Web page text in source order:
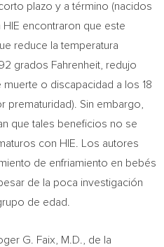
plazo y a término (nacidos
encontraron que este
reduce la temperatura
grados Fahrenheit, redujo
o discapacidad a los 18
Sin embargo,
que tales beneficios no se
con HIE. Los autores
de enfriamiento en bebés
de la poca investigación
de edad.
G. Faix , M.D., de la